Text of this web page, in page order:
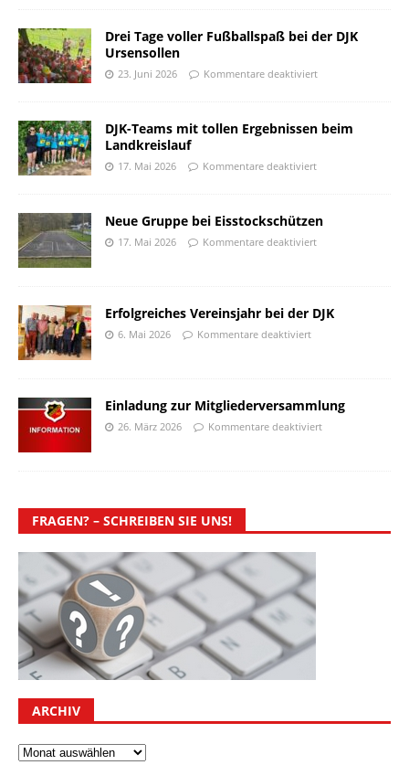
Drei Tage voller Fußballspaß bei der DJK
Ursensollen
23. Juni 2026 Kommentare deaktiviert
DJK-Teams mit tollen Ergebnissen beim
Landkreislauf
17. Mai 2026 Kommentare deaktiviert
Neue Gruppe bei Eisstockschützen
17. Mai 2026 Kommentare deaktiviert
Erfolgreiches Vereinsjahr bei der DJK
6. Mai 2026 Kommentare deaktiviert
Einladung zur Mitgliederversammlung
26. März 2026 Kommentare deaktiviert
FRAGEN? – SCHREIBEN SIE UNS!
ARCHIV